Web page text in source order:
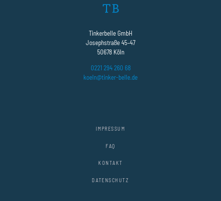
Tinkerbelle GmbH
Josephstraße 45–47
50678 Köln
0221 294 260 68
koeln@tinker-belle.de
IMPRESSUM
FAQ
KONTAKT
DATENSCHUTZ